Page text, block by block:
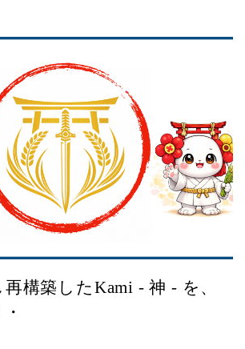
構築したKami - 神 - を、